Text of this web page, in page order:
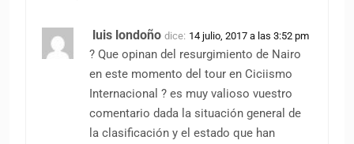
luis londoño dice: 14 julio, 2017 a las 3:52 pm
? Que opinan del resurgimiento de Nairo
en este momento del tour en Ciciismo
Internacional ? es muy valioso vuestro
comentario dada la situación general de
la clasificación y el estado que han